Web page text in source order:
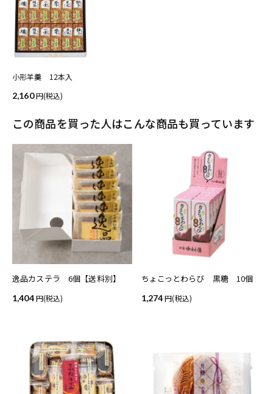
小形羊羹 12本入
2,160
(税込)
この商品を買った人はこんな商品も買っています
逸品カステラ 6個【送料別】
1,404 (税込)
ちょこっとわらび 黒糖 10個
1,274 (税込)